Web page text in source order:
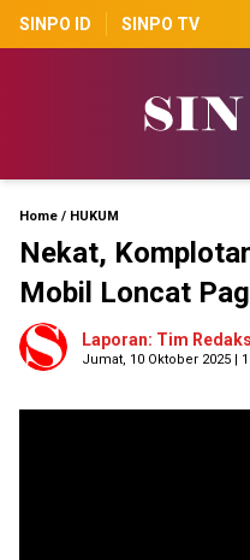
SINPO ID SINPO TV
Home / HUKUM
Nekat,
Mobil Loncat
Laporan: Tim
Jumat, 10 Oktober 2025 |